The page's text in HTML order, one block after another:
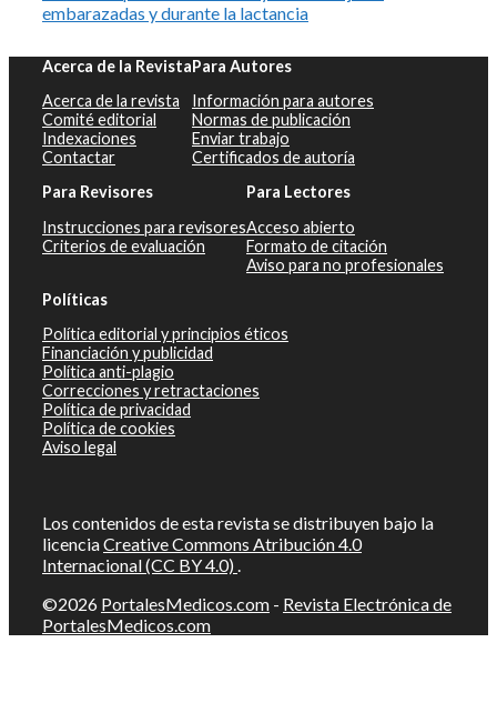
embarazadas y durante la lactancia
Acerca de la Revista
Acerca de la revista
Comité editorial
Indexaciones
Contactar
Para Autores
Información para autores
Normas de publicación
Enviar trabajo
Certificados de autoría
Para Revisores
Instrucciones para revisores
Criterios de evaluación
Para Lectores
Acceso abierto
Formato de citación
Aviso para no profesionales
Políticas
Política editorial y principios éticos
Financiación y publicidad
Política anti-plagio
Correcciones y retractaciones
Política de privacidad
Política de cookies
Aviso legal
Los contenidos de esta revista se distribuyen bajo la
licenciaCreative Commons Atribución 4.0
Internacional (CC BY 4.0) .
©2026 PortalesMedicos.com - Revista Electrónica de
PortalesMedicos.com